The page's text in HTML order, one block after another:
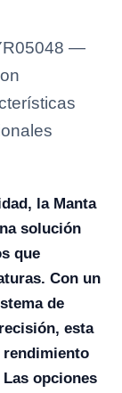
—
la Manta
solución
que
Con un
de
esta
rendimiento
opciones